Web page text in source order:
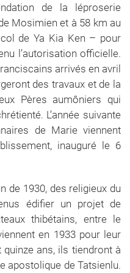
de la léproserie
Mosimien et à 58 km au
de Ya Kia Ken – pour
l’autorisation officielle.
arrivés en avril
des travaux et de la
Pères aumôniers qui
L’année suivante
de Marie viennent
inauguré le 6
de 1930, des religieux du
édifier un projet de
thibétains, entre le
en 1933 pour leur
ans, ils tiendront à
apostolique de Tatsienlu.